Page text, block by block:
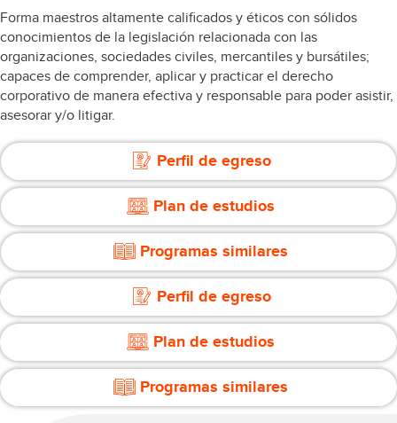
Forma maestros altamente calificados y éticos con sólidos
conocimientos de la legislación relacionada con las
organizaciones, sociedades civiles, mercantiles y bursátiles;
capaces de comprender, aplicar y practicar el derecho
corporativo de manera efectiva y responsable para poder asistir,
asesorar y/o litigar.
Perfil de egreso
Plan de estudios
Programas similares
Perfil de egreso
Plan de estudios
Programas similares